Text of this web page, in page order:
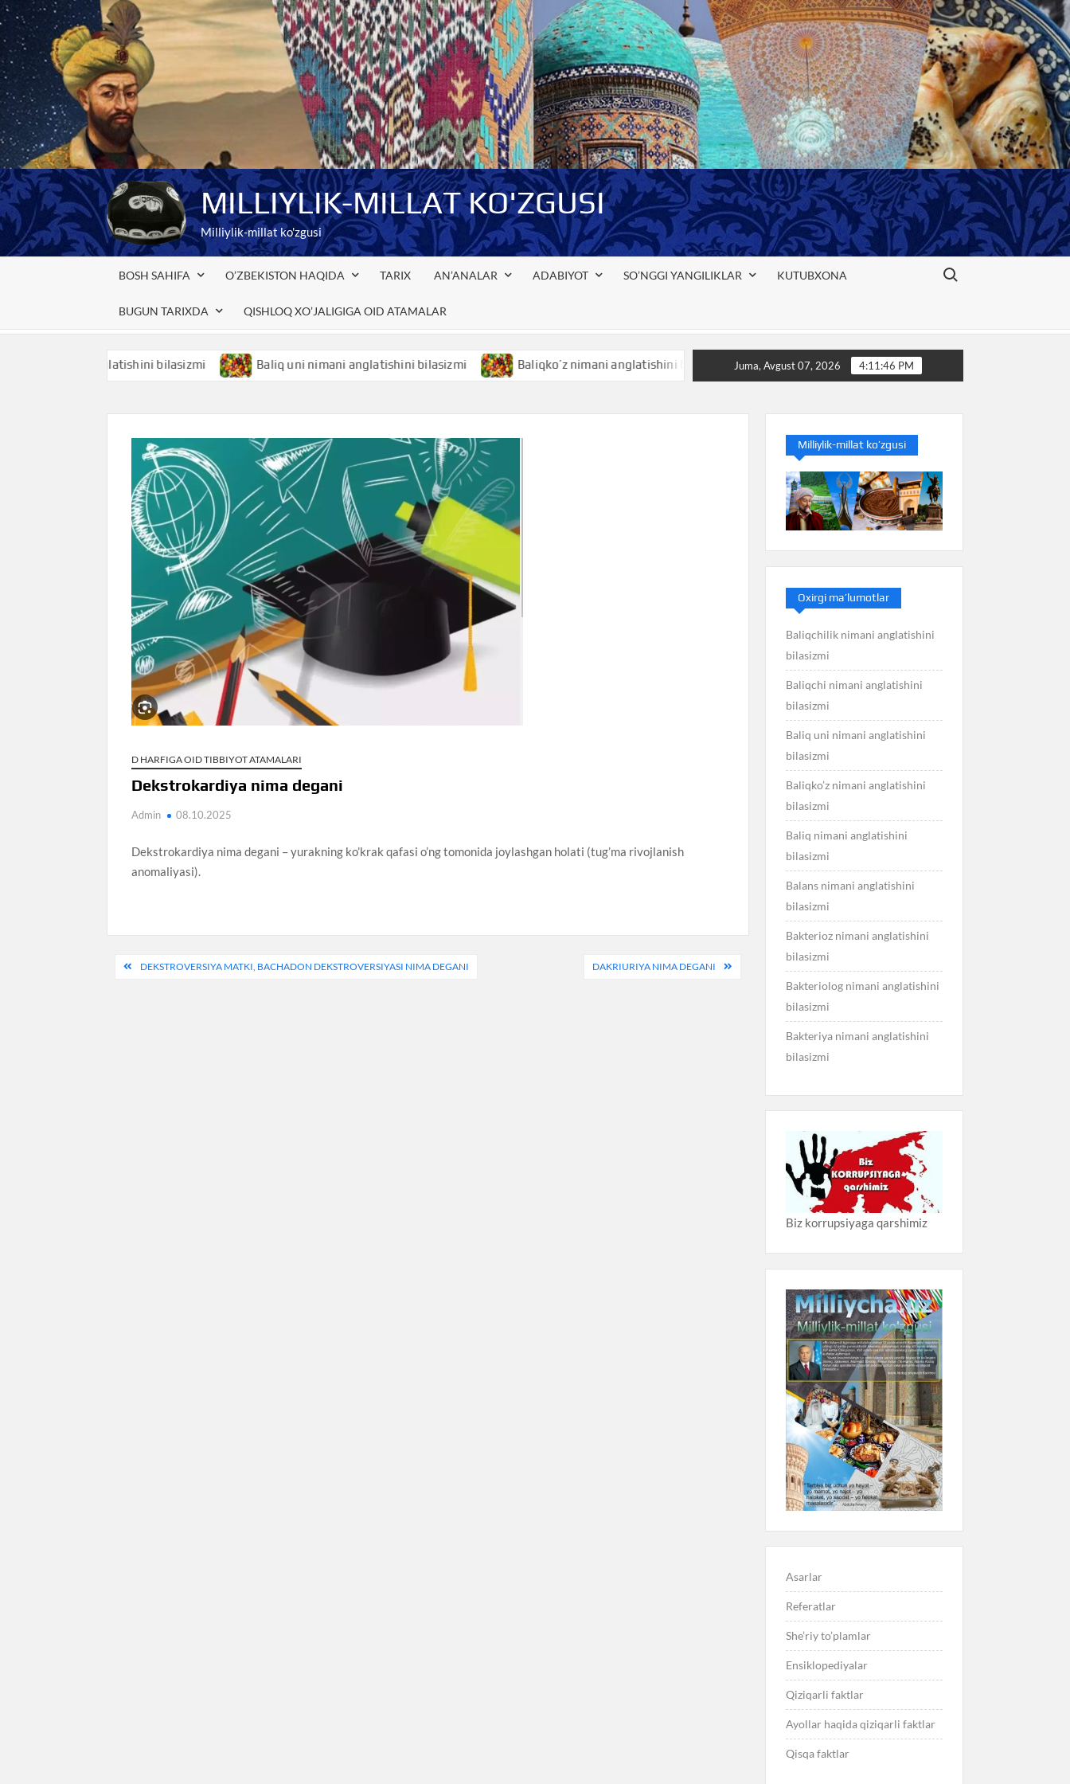
Skip
to
content
MILLIYLIK-MILLAT KO'ZGUSI
Milliylik-millat ko'zgusi
BOSH SAHIFA O’ZBEKISTON HAQIDA TARIX AN’ANALAR ADABIYOT SO’NGGI YANGILIKLAR KUTUBXONA
BUGUN TARIXDA QISHLOQ XO’JALIGIGA OID ATAMALAR
Search for:
anglatishini bilasizmi Baliq uni nimani anglatishini bilasizmi Baliqko’z nimani anglatishini bilasizmi Baliq nimani anglatishini bilasizmi
Juma, Avgust 07, 2026 4:11:47 PM
D HARFIGA OID TIBBIYOT ATAMALARI
Dekstrokardiya nima degani
Admin 08.10.2025
Dekstrokardiya nima degani – yurakning ko’krak qafasi o’ng tomonida joylashgan holati (tug’ma rivojlanish
anomaliyasi).
PostDEKSTROVERSIYA MATKI, BACHADON DEKSTROVERSIYASI NIMA DEGANI DAKRIURIYA NIMA DEGANI
Milliylik-millat ko’zgusi
Oxirgi ma’lumotlar
Baliqchilik nimani anglatishini
bilasizmi
Baliqchi nimani anglatishini
bilasizmi
Baliq uni nimani anglatishini
bilasizmi
Baliqko’z nimani anglatishini
bilasizmi
Baliq nimani anglatishini
bilasizmi
Balans nimani anglatishini
bilasizmi
Bakterioz nimani anglatishini
bilasizmi
Bakteriolog nimani anglatishini
bilasizmi
Bakteriya nimani anglatishini
bilasizmi
Biz korrupsiyaga qarshimiz
Asarlar
Referatlar
She’riy to’plamlar
Ensiklopediyalar
Qiziqarli faktlar
Ayollar haqida qiziqarli faktlar
Qisqa faktlar